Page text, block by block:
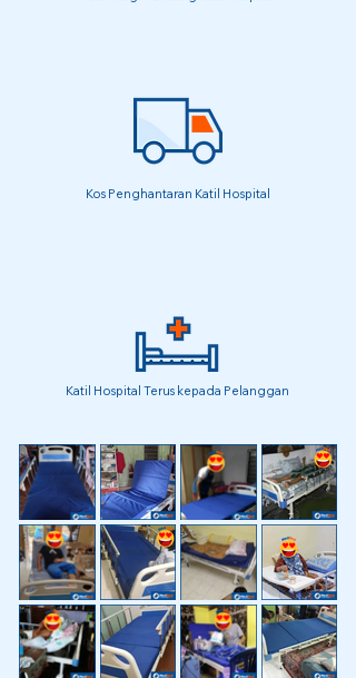
Kos Penghantaran Katil Hospital
Katil Hospital Terus kepada Pelanggan